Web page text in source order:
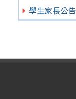
學生家長公告